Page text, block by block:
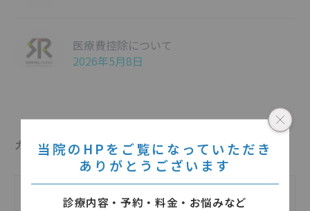
医療費控除について
2026年5月8日
カテゴリー
当院のHPをご覧になっていただき
ありがとうございます
診療内容・予約・料金・お悩みなど